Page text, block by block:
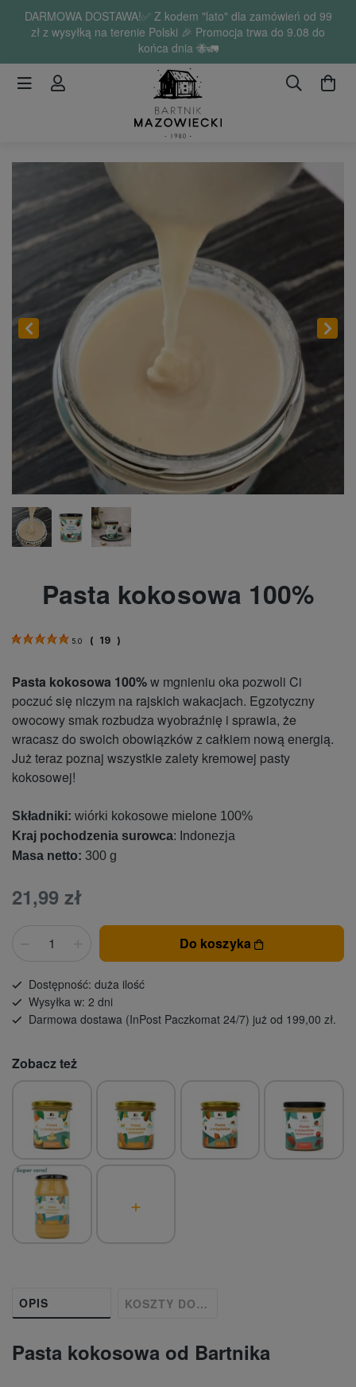
DARMOWA DOSTAWA!✅ Z kodem "lato" dla zamówień od 99
zł z wysyłką na terenie Polski 🎉 Promocja trwa do 9.08 do
końca dnia 🐝🚛
Pasta kokosowa 100%
5.0 ( 19 )
Pasta kokosowa 100%w mgnieniu oka pozwoli Ci
poczuć się niczym na rajskich wakacjach. Egzotyczny
owocowy smak rozbudza wyobraźnię i sprawia, że
wracasz do swoich obowiązków z całkiem nową energią.
Już teraz poznaj wszystkie zalety kremowej pasty
kokosowej!
Składniki: wiórki kokosowe mielone 100%
Kraj pochodzenia surowca: Indonezja
Masa netto: 300 g
21,99 zł
Do koszyka
Dostępność: duża ilość
Wysyłka w: 2 dni
Darmowa dostawa (InPost Paczkomat 24/7) już od 199,00 zł.
Zobacz też
+
OPIS KOSZTY DOSTAWY
Pasta kokosowa od Bartnika